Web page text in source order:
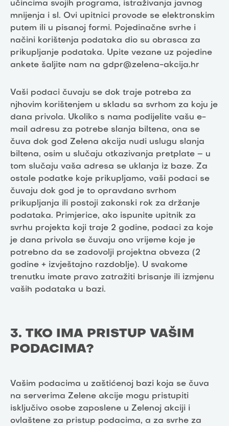
učincima svojih programa, istraživanja javnog
mnijenja i sl. Ovi upitnici provode se elektronskim
putem ili u pisanoj formi. Pojedinačne svrhe i
načini korištenja podataka dio su obrasca za
prikupljanje podataka. Upite vezane uz pojedine
ankete šaljite nam na gdpr@zelena-akcija.hr
Vaši podaci čuvaju se dok traje potreba za
njhovim korištenjem u skladu sa svrhom za koju je
dana privola. Ukoliko s nama podijelite vašu e-
mail adresu za potrebe slanja biltena, ona se
čuva dok god Zelena akcija nudi uslugu slanja
biltena, osim u slučaju otkazivanja pretplate – u
tom slučaju vaša adresa se uklanja iz baze. Za
ostale podatke koje prikupljamo, vaši podaci se
čuvaju dok god je to opravdano svrhom
prikupljanja ili postoji zakonski rok za držanje
podataka. Primjerice, ako ispunite upitnik za
svrhu projekta koji traje 2 godine, podaci za koje
je dana privola se čuvaju ono vrijeme koje je
potrebno da se zadovolji projektna obveza (2
godine + izvještajno razdoblje). U svakome
trenutku imate pravo zatražiti brisanje ili izmjenu
vaših podataka u bazi.
3. TKO IMA PRISTUP VAŠIM
PODACIMA?
Vašim podacima u zaštićenoj bazi koja se čuva
na serverima Zelene akcije mogu pristupiti
isključivo osobe zaposlene u Zelenoj akciji i
ovlaštene za pristup podacima, a za svrhe za